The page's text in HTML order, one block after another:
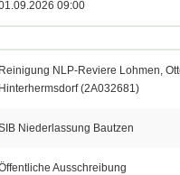
09:00
Reinigung NLP-Reviere Lohmen,
Hinterhermsdorf (2A032681)
Niederlassung Bautzen
Ausschreibung